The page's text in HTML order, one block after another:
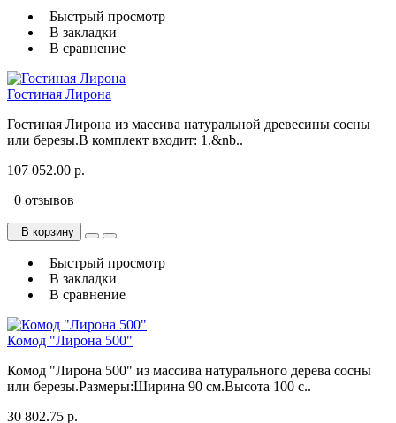
Быстрый просмотр
В закладки
В сравнение
Гостиная Лирона
Гостиная Лирона из массива натуральной древесины сосны
или березы.В комплект входит: 1.&nb..
107 052.00 р.
0 отзывов
В корзину
Быстрый просмотр
В закладки
В сравнение
Комод "Лирона 500"
Комод "Лирона 500" из массива натурального дерева сосны
или березы.Размеры:Ширина 90 см.Высота 100 с..
30 802.75 р.